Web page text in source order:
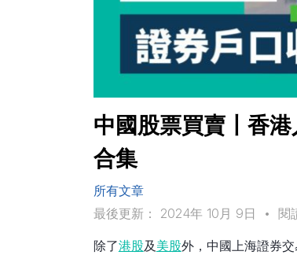
中國股票買賣〡香
合集
所有文章
最後更新： 2024年 10月 9日
• 閱
除了港股及 美股外，中國上海證券